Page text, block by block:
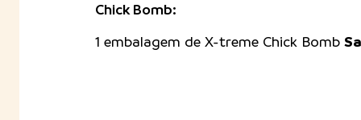
Chick Bomb:
1 embalagem de X-treme Chick Bomb